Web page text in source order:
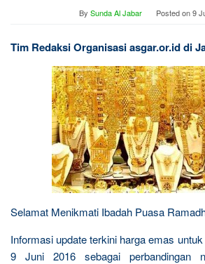
By Sunda Al Jabar Posted on9
Tim Redaksi Organisasi asgar.or.id di
Selamat Menikmati Ibadah Puasa
Informasi update terkini harga emas
9 Juni 2016 sebagai perbandingan